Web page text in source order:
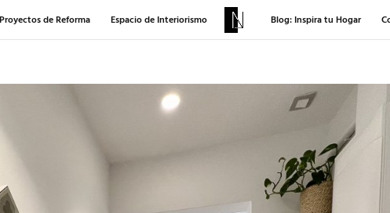
Proyectos de Reforma Espacio de Interiorismo Blog: Inspira tu Hogar